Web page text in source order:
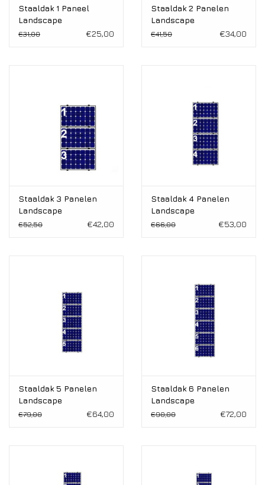
Staaldak 1 Paneel
Landscape
€31,00 €25,00
Staaldak 2 Panelen
Landscape
€41,50 €34,00
Staaldak 3 Panelen
Landscape
€52,50 €42,00
Staaldak 4 Panelen
Landscape
€66,00 €53,00
Staaldak 5 Panelen
Landscape
€79,00 €64,00
Staaldak 6 Panelen
Landscape
€90,00 €72,00